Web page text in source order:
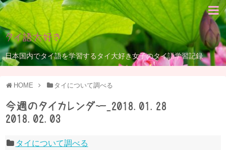
タイ語大好き
日本国内でタイ語を学習するタイ大好き女子のタイ語学習記録
HOME タイについて調べる
今週のタイカレンダー_2018.01.28 –
2018.02.03
タイについて調べる